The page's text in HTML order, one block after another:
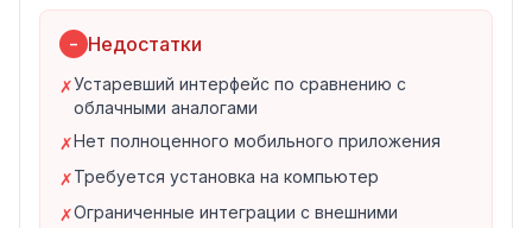
Ведение клиентской базы
Реферальная система для привлечения клиентов
История обращений каждого клиента
4. Финансы и аналитика
Расчёт заработной платы сотрудников
Управленческие отчёты
− Недостатки
✗Устаревший интерфейс по сравнению с
облачными аналогами
✗Нет полноценного мобильного приложения
✗Требуется установка на компьютер
✗Ограниченные интеграции с внешними